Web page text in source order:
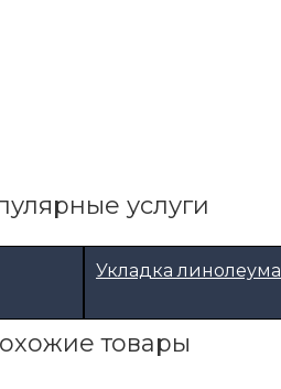
услуги
Укладка линолеума
товары